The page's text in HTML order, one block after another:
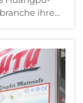
ihren
Ausstellungs-
statt...